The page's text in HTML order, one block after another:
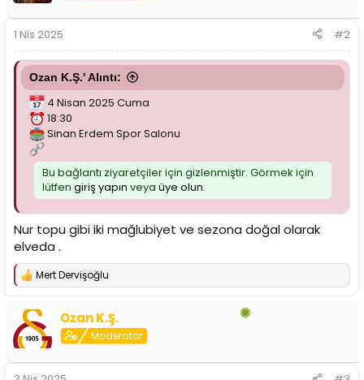
:
1 Nis 2025 #2
Ozan K.Ş.' Alıntı:
4 Nisan 2025 Cuma
18:30
Sinan Erdem Spor Salonu
Bu bağlantı ziyaretçiler için gizlenmiştir. Görmek için
lütfen giriş yapın veya üye olun.
Nur topu gibi iki mağlubiyet ve sezona doğal olarak
elveda .
T
k
i
l
Mert Dervişoğlu
Ozan K.Ş.
Moderator